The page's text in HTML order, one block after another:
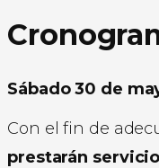
Sábado 30 de
Con el fin de
prestarán